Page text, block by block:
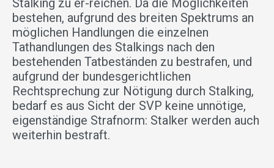
Stalking zu er-reichen. Da die Möglichkeiten
bestehen, aufgrund des breiten Spektrums an
möglichen Handlungen die einzelnen
Tathandlungen des Stalkings nach den
bestehenden Tatbeständen zu bestrafen, und
aufgrund der bundesgerichtlichen
Rechtsprechung zur Nötigung durch Stalking,
bedarf es aus Sicht der SVP keine unnötige,
eigenständige Strafnorm: Stalker werden auch
weiterhin bestraft.